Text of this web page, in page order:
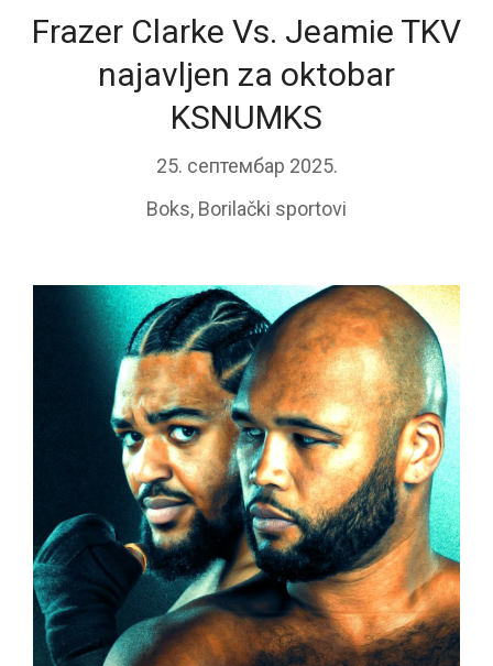
Frazer Clarke Vs. Jeamie TKV
najavljen za oktobar
KSNUMKS
25. септембар 2025.
Boks, Borilački sportovi